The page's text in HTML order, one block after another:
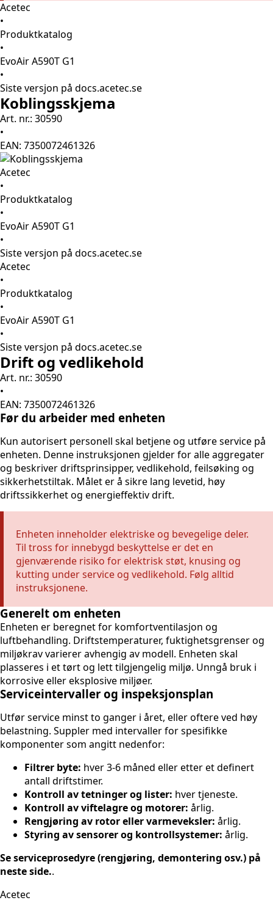
Acetec
•
Produktkatalog
•
EvoAir A590T G1
•
Siste versjon på docs.acetec.se
Koblingsskjema
Art. nr.: 30590
•
EAN: 7350072461326
Acetec
•
Produktkatalog
•
EvoAir A590T G1
•
Siste versjon på docs.acetec.se
Acetec
•
Produktkatalog
•
EvoAir A590T G1
•
Siste versjon på docs.acetec.se
Drift og vedlikehold
Art. nr.: 30590
•
EAN: 7350072461326
Før du arbeider med enheten
Kun autorisert personell skal betjene og utføre service på
enheten. Denne instruksjonen gjelder for alle aggregater
og beskriver driftsprinsipper, vedlikehold, feilsøking og
sikkerhetstiltak. Målet er å sikre lang levetid, høy
driftssikkerhet og energieffektiv drift.
Enheten inneholder elektriske og bevegelige deler.
Til tross for innebygd beskyttelse er det en
gjenværende risiko for elektrisk støt, knusing og
kutting under service og vedlikehold. Følg alltid
instruksjonene.
Generelt om enheten
Enheten er beregnet for komfortventilasjon og
luftbehandling. Driftstemperaturer, fuktighetsgrenser og
miljøkrav varierer avhengig av modell. Enheten skal
plasseres i et tørt og lett tilgjengelig miljø. Unngå bruk i
korrosive eller eksplosive miljøer.
Serviceintervaller og inspeksjonsplan
Utfør service minst to ganger i året, eller oftere ved høy
belastning. Suppler med intervaller for spesifikke
komponenter som angitt nedenfor:
Filtrer byte: hver 3-6 måned eller etter et definert
antall driftstimer.
Kontroll av tetninger og lister: hver tjeneste.
Kontroll av viftelagre og motorer: årlig.
Rengjøring av rotor eller varmeveksler: årlig.
Styring av sensorer og kontrollsystemer: årlig.
Se serviceprosedyre (rengjøring, demontering osv.) på
neste side..
Acetec